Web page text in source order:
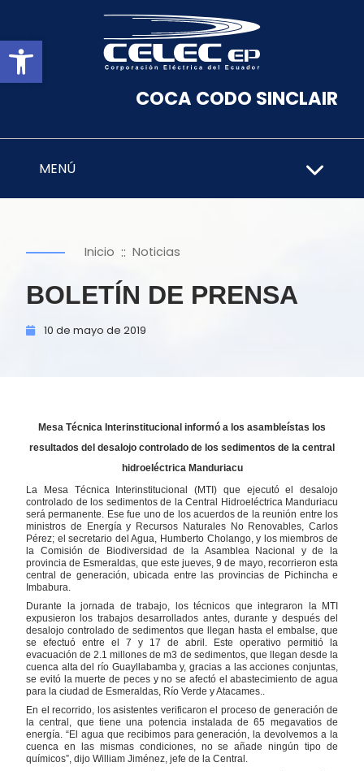
Abrir barra de herramientas
COCA CODO SINCLAIR
MENÚ
Inicio :: Noticias
BOLETÍN DE PRENSA
10 de mayo de 2019
Mesa Técnica Interinstitucional informó a los asambleístas los
resultados del desalojo controlado de los sedimentos de la central
hidroeléctrica Manduriacu
La Mesa Técnica Interinstitucional (MTI) que ejecutó el desalojo
controlado de los sedimentos de la Central Hidroeléctrica Manduriacu
será permanente. Ese fue uno de los acuerdos de la reunión entre los
ministros de Energía y Recursos Naturales No Renovables, Carlos
Pérez; el secretario del Agua, Humberto Cholango, y los miembros de
la Comisión de Biodiversidad de la Asamblea Nacional y de la
provincia de Esmeraldas, que este jueves, 9 de mayo, recorrieron esta
central de generación, ubicada entre las provincias de Pichincha e
Imbabura.
Durante la jornada de trabajo, los técnicos que integraron la MTI
expusieron los trabajos desarrollados antes, durante y después del
desalojo controlado de sedimentos que llegan hasta el embalse, que
se efectuó entre el 7 y 17 de abril. Este operativo permitió la
evacuación de 2.1 millones de m3 de sedimentos, que llegan desde la
cuenca alta del río Guayllabamba y, gracias a las acciones conjuntas,
se evitó la muerte de peces y no se afectó el abastecimiento de agua
para la ciudad de Esmeraldas, Río Verde y Atacames..
En el recorrido, los asistentes verificaron el proceso de generación de
la central, que tiene una potencia instalada de 65 megavatios de
energía. “El agua que recibimos para generación, la devolvemos a la
cuenca en las mismas condiciones, no se añade ningún tipo de
químicos”, dijo William Jiménez, jefe de la Central.